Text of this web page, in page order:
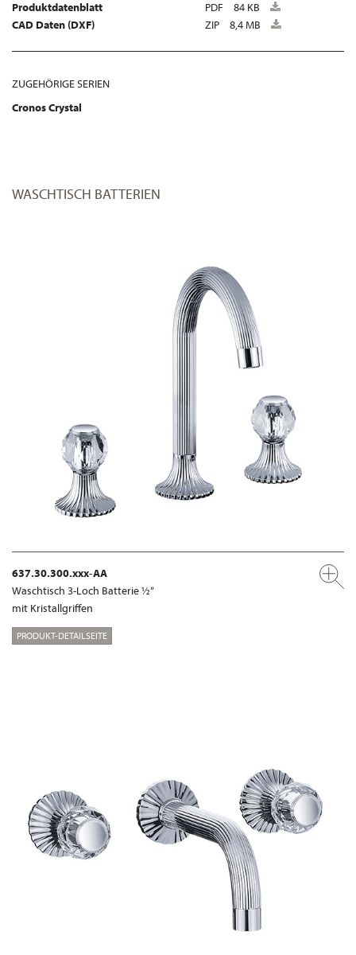
Produktdatenblatt
PDF
84 KB
CAD Daten (DXF)
ZIP 8,4 MB
ZUGEHÖRIGE SERIEN
Cronos Crystal
WASCHTISCH BATTERIEN
637.30.300.xxx-AA
Waschtisch 3-Loch Batterie ½“
mit Kristallgriffen
PRODUKT-DETAILSEITE